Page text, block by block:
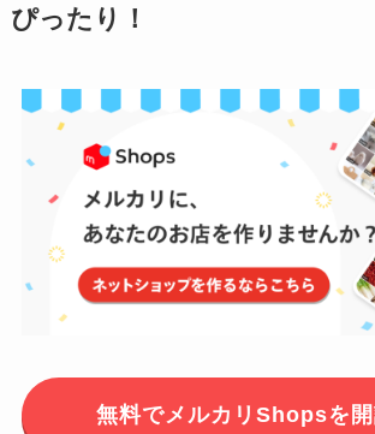
ぴったり！
無料でメルカリShopsを